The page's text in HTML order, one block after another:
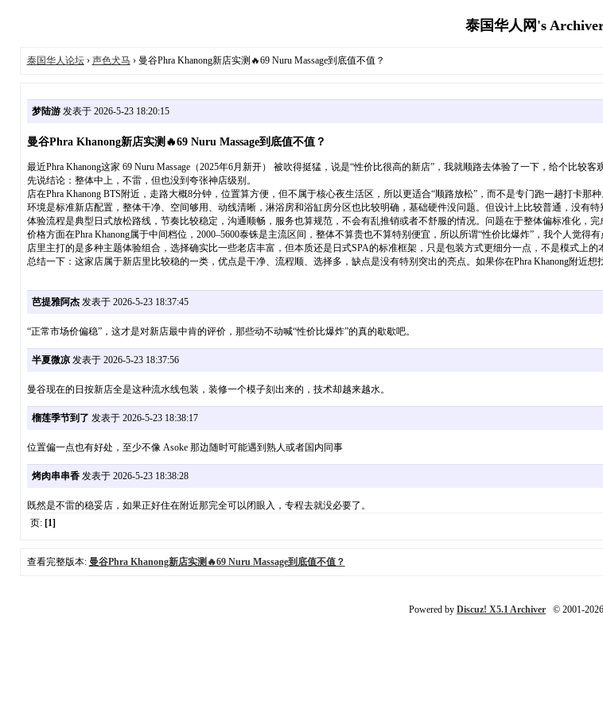
泰国华人网's
泰国华人论坛› 声色犬马 › 曼谷Phra Khanong新店实测🔥69 Nuru Massage到底值不值？
梦陆游发表于 2026-5-23 18:20:15
曼谷Phra Khanong新店实测🔥69 Nuru Massage到底值不值？
最近Phra Khanong这家 69 Nuru Massage（2025年6月新开） 被吹得挺猛，说是“性价比很高的新店”，我就顺路去体验了一下，给个比较客
先说结论：整体中上，不雷，但也没到夸张神店级别。
店在Phra Khanong BTS附近，走路大概8分钟，位置算方便，但不属于核心夜生活区，所以更适合“顺路放松”，而不是专门跑一趟打卡那种
环境是标准新店配置，整体干净、空间够用、动线清晰，淋浴房和浴缸房分区也比较明确，基础硬件没问题。但设计上比较普通，没有特
体验流程是典型日式放松路线，节奏比较稳定，沟通顺畅，服务也算规范，不会有乱推销或者不舒服的情况。问题在于整体偏标准化，
价格方面在Phra Khanong属于中间档位，2000–5600泰铢是主流区间，整体不算贵也不算特别便宜，所以所谓“性价比爆炸”，我个人觉得有
店里主打的是多种主题体验组合，选择确实比一些老店丰富，但本质还是日式SPA的标准框架，只是包装方式更细分一点，不是模式上的
总结一下：这家店属于新店里比较稳的一类，优点是干净、流程顺、选择多，缺点是没有特别突出的亮点。如果你在Phra Khanong附近
芭提雅阿杰发表于 2026-5-23 18:37:45
“正常市场价偏稳”，这才是对新店最中肯的评价，那些动不动喊“性价比爆炸”的真的歇歇吧。
半夏微凉发表于 2026-5-23 18:37:56
曼谷现在的日按新店全是这种流水线包装，装修一个模子刻出来的，技术却越来越水。
榴莲季节到了 发表于 2026-5-23 18:38:17
位置偏一点也有好处，至少不像 Asoke 那边随时可能遇到熟人或者国内同事
烤肉串串香发表于 2026-5-23 18:38:28
既然是不雷的稳妥店，如果正好住在附近那完全可以闭眼入，专程去就没必要了。
页: [1]
查看完整版本: 曼谷Phra Khanong新店实测🔥69 Nuru Massage到底值不值？
Powered by Discuz! X5.1 Archiver © 2001-2026